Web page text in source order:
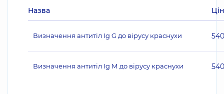
Назва
Визначення антитіл Ig G до вірусу краснухи 540
Визначення антитіл Ig М до вірусу краснухи 540